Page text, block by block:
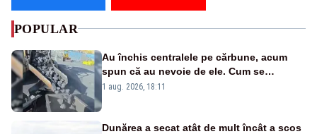
POPULAR
Au închis centralele pe cărbune, acum
spun că au nevoie de ele. Cum se
pasează vina în plină criză energetică
1 aug. 2026, 18:11
Dunărea a secat atât de mult încât a scos